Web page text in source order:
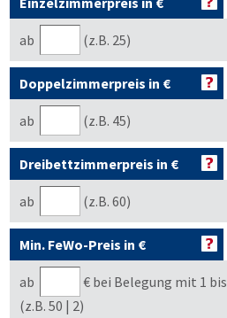
ab (z.B. 25)
Doppelzimmerpreis in €
ab (z.B. 45)
Dreibettzimmerpreis in €
ab (z.B. 60)
Min. FeWo-Preis in €
ab € bei Belegung mit 1 bis
(z.B. 50 | 2)